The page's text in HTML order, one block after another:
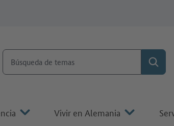
Búsqueda de temas
Vivir en Alemania